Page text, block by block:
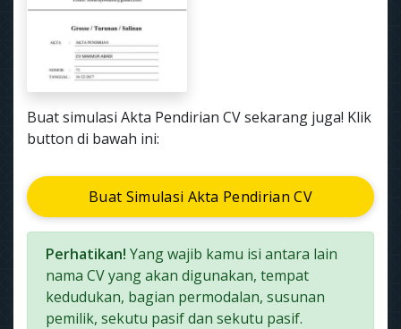
Buat simulasi Akta Pendirian CV sekarang juga! Klik
button di bawah ini:
Buat Simulasi Akta Pendirian CV
Perhatikan! Yang wajib kamu isi antara lain
nama CV yang akan digunakan, tempat
kedudukan, bagian permodalan, susunan
pemilik, sekutu pasif dan sekutu pasif.